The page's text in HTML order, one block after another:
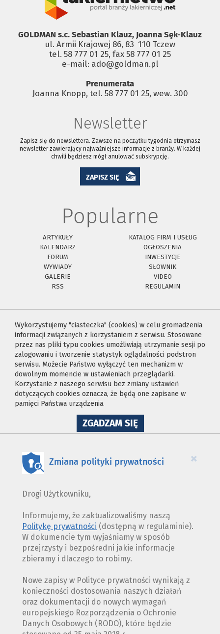
GOLDMAN s.c. Sebastian Klauz, Joanna Sęk-Klauz
ul. Armii Krajowej 86, 83 ­ 110 Tczew
tel. 58 777 01 25, fax 58 777 01 25
e-mail: ado@goldman.pl
Prenumerata
Joanna Knopp, tel. 58 777 01 25, wew. 300
Newsletter
Zapisz się do newslettera. Zawsze na początku tygodnia otrzymasz
newsletter zawierający najważniejsze informacje z branży. W każdej
chwili będziesz mógł anulować subskrypcję.
ZAPISZ SIĘ
Popularne
ARTYKUŁY
KATALOG FIRM I USŁUG
KALENDARZ
OGŁOSZENIA
FORUM
INWESTYCJE
WYWIADY
SŁOWNIK
GALERIE
VIDEO
RSS
REGULAMIN
Wykorzystujemy "ciasteczka" (cookies) w celu gromadzenia
informacji związanych z korzystaniem z serwisu. Stosowane
przez nas pliki typu cookies umożliwiają utrzymanie sesji po
zalogowaniu i tworzenie statystyk oglądalności podstron
serwisu. Możecie Państwo wyłączyć ten mechanizm w
dowolnym momencie w ustawieniach przeglądarki.
Korzystanie z naszego serwisu bez zmiany ustawień
dotyczących cookies oznacza, że będą one zapisane w
pamięci Państwa urządzenia.
ZGADZAM SIĘNA
WYKORZYSTANIE
×
Zmiana polityki prywatności
Drogi Użytkowniku,
Informujemy, że zaktualizowaliśmy naszą
Politykę prywatności (dostępną w regulaminie).
W dokumencie tym wyjaśniamy w sposób
przejrzysty i bezpośredni jakie informacje
zbieramy i dlaczego to robimy.
Nowe zapisy w Polityce prywatności wynikają z
konieczności dostosowania naszych działań
oraz dokumentacji do nowych wymagań
europejskiego Rozporządzenia o Ochronie
Danych Osobowych (RODO), które będzie